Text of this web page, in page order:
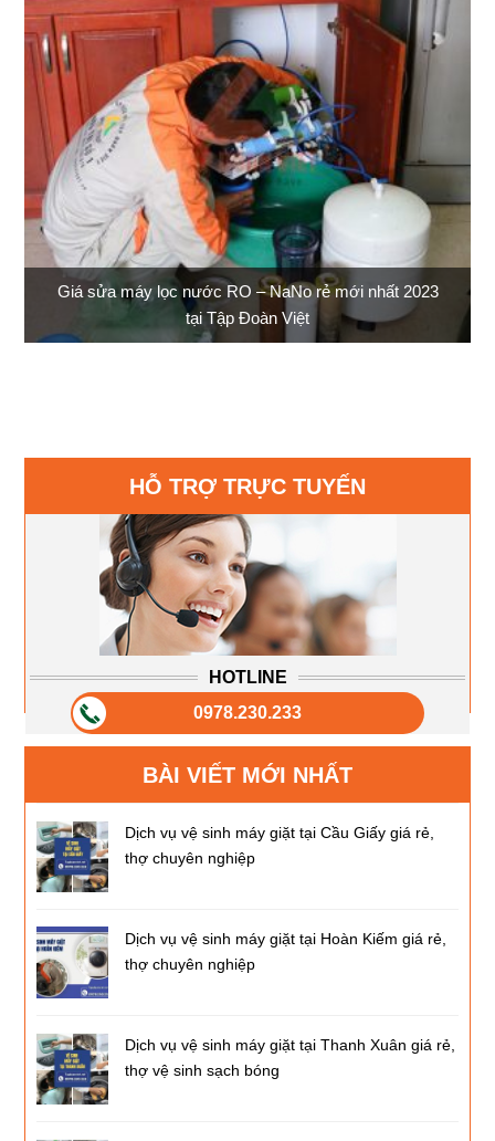
Giá sửa máy lọc nước RO – NaNo rẻ mới nhất 2023
tại Tập Đoàn Việt
HỖ TRỢ TRỰC TUYẾN
HOTLINE
0978.230.233
BÀI VIẾT MỚI NHẤT
Dịch vụ vệ sinh máy giặt tại Cầu Giấy giá rẻ,
thợ chuyên nghiệp
Dịch vụ vệ sinh máy giặt tại Hoàn Kiếm giá rẻ,
thợ chuyên nghiệp
Dịch vụ vệ sinh máy giặt tại Thanh Xuân giá rẻ,
thợ vệ sinh sạch bóng